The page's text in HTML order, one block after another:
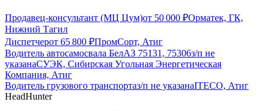
Продавец-консультант (МЦ Цум)от 50 000 ₽Орматек, ГК,
Нижний Тагил
Диспетчерот 65 800 ₽ПромCорт, Атиг
Водитель автосамосвала БелАЗ 75131, 75306з/п не
указанаСУЭК, Сибирская Угольная Энергетическая
Компания, Атиг
Водитель грузового транспортаз/п не указанаITECO, Атиг
HeadHunter